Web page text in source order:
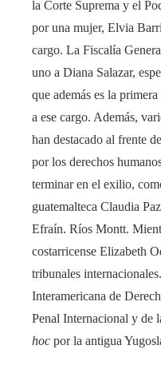
la Corte Suprema y el
por una mujer, Elvia
cargo. La Fiscalía
uno a Diana Salazar,
que además es la
a ese cargo. Además,
han destacado al frente
por los derechos
terminar en el exilio,
guatemalteca Claudia
Efraín. Ríos Montt.
costarricense Elizabeth
tribunales
Interamericana de
Penal Internacional y de
hoc por la antigua